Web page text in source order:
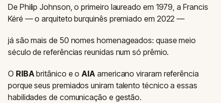
De Philip Johnson, o primeiro laureado em 1979, a Francis
Kéré — o arquiteto burquinês premiado em 2022 —
já são mais de 50 nomes homenageados: quase meio
século de referências reunidas num só prêmio.
O RIBAbritânico e oAIA americano viraram referência
porque seus premiados uniram talento técnico a essas
habilidades de comunicação e gestão.